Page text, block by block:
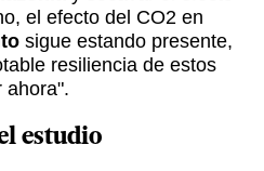
el efecto del CO2 en
sigue estando presente,
resiliencia de estos
ahora".
estudio